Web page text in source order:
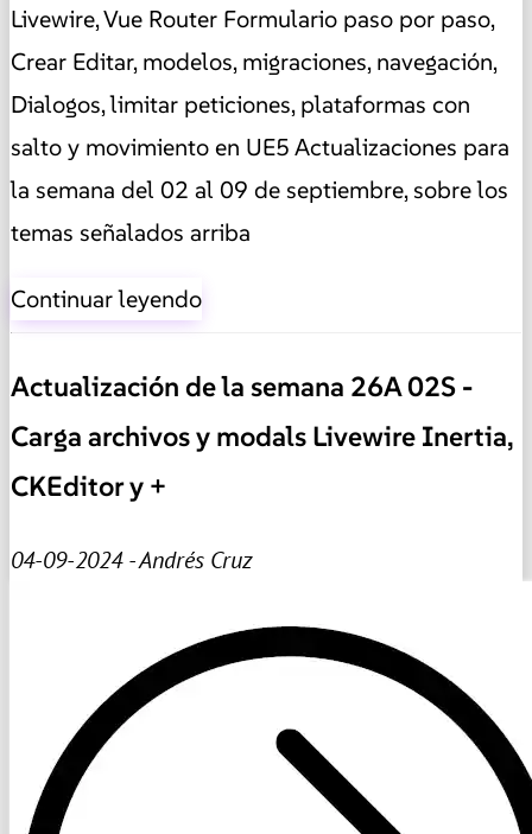
Livewire, Vue Router Formulario paso por paso,
Crear Editar, modelos, migraciones, navegación,
Dialogos, limitar peticiones, plataformas con
salto y movimiento en UE5 Actualizaciones para
la semana del 02 al 09 de septiembre, sobre los
temas señalados arriba
Continuar leyendo
Actualización de la semana 26A 02S -
Carga archivos y modals Livewire Inertia,
CKEditor y +
04-09-2024 - Andrés Cruz